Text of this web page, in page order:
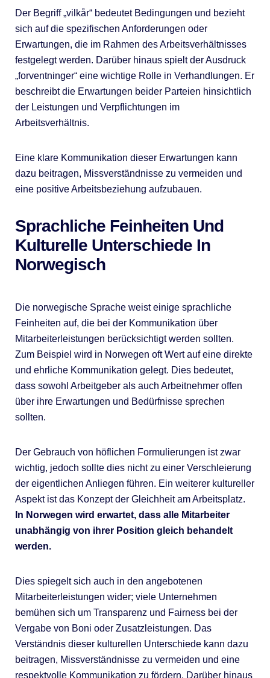
Der Begriff „vilkår“ bedeutet Bedingungen und bezieht
sich auf die spezifischen Anforderungen oder
Erwartungen, die im Rahmen des Arbeitsverhältnisses
festgelegt werden. Darüber hinaus spielt der Ausdruck
„forventninger“ eine wichtige Rolle in Verhandlungen. Er
beschreibt die Erwartungen beider Parteien hinsichtlich
der Leistungen und Verpflichtungen im
Arbeitsverhältnis.
Eine klare Kommunikation dieser Erwartungen kann
dazu beitragen, Missverständnisse zu vermeiden und
eine positive Arbeitsbeziehung aufzubauen.
Sprachliche Feinheiten Und
Kulturelle Unterschiede In
Norwegisch
Die norwegische Sprache weist einige sprachliche
Feinheiten auf, die bei der Kommunikation über
Mitarbeiterleistungen berücksichtigt werden sollten.
Zum Beispiel wird in Norwegen oft Wert auf eine direkte
und ehrliche Kommunikation gelegt. Dies bedeutet,
dass sowohl Arbeitgeber als auch Arbeitnehmer offen
über ihre Erwartungen und Bedürfnisse sprechen
sollten.
Der Gebrauch von höflichen Formulierungen ist zwar
wichtig, jedoch sollte dies nicht zu einer Verschleierung
der eigentlichen Anliegen führen. Ein weiterer kultureller
Aspekt ist das Konzept der Gleichheit am Arbeitsplatz.
In Norwegen wird erwartet, dass alle Mitarbeiter
unabhängig von ihrer Position gleich behandelt
werden.
Dies spiegelt sich auch in den angebotenen
Mitarbeiterleistungen wider; viele Unternehmen
bemühen sich um Transparenz und Fairness bei der
Vergabe von Boni oder Zusatzleistungen. Das
Verständnis dieser kulturellen Unterschiede kann dazu
beitragen, Missverständnisse zu vermeiden und eine
respektvolle Kommunikation zu fördern. Darüber hinaus